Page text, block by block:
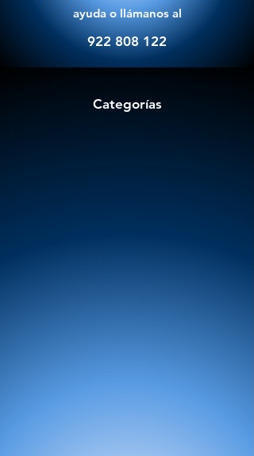
ayuda o llámanos al
922 808 122
Categorías